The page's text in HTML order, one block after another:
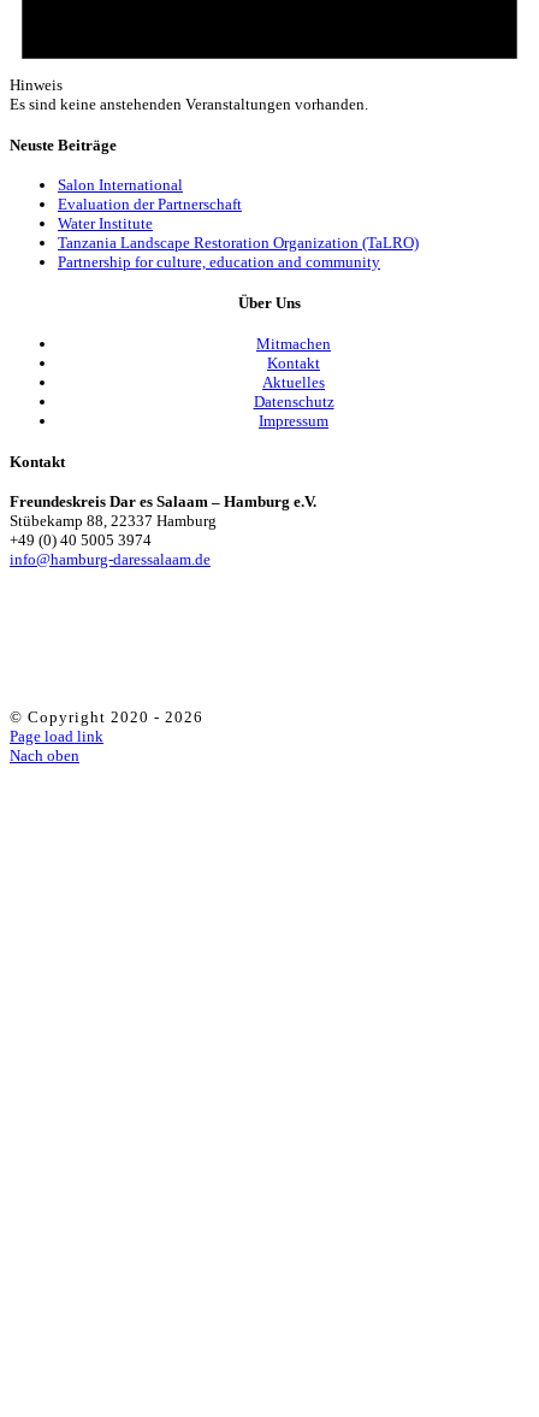
Hinweis
Es sind keine anstehenden Veranstaltungen vorhanden.
Neuste Beiträge
Salon International
Evaluation der Partnerschaft
Water Institute
Tanzania Landscape Restoration Organization (TaLRO)
Partnership for culture, education and community
Über Uns
Mitmachen
Kontakt
Aktuelles
Datenschutz
Impressum
Kontakt
Freundeskreis Dar es Salaam – Hamburg e.V.
Stübekamp 88, 22337 Hamburg
+49 (0) 40 5005 3974
info@hamburg-daressalaam.de
© Copyright 2020 - 2026
Page load link
Nach oben